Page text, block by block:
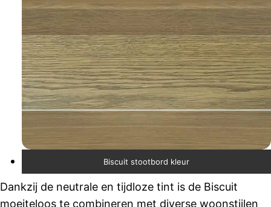
Biscuit stootbord kleur
Dankzij de neutrale en tijdloze tint is de Biscuit
moeiteloos te combineren met diverse woonstijlen